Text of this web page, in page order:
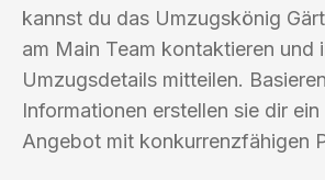
kannst du das Umzugskönig
am Main Team kontaktieren und
Umzugsdetails mitteilen.
Informationen erstellen sie dir
Angebot mit konkurrenzfähigen